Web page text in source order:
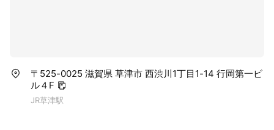
〒525-0025 滋賀県 草津市 西渋川1丁目1-14 行岡第一ビ
ル４F
JR草津駅